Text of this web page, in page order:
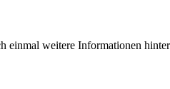
weitere Informationen